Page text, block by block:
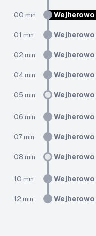
00 min Wejherowo
01 min Wejherowo
02 min Wejherowo
04 min Wejherowo
05 min Wejherowo
06 min Wejherowo
07 min Wejherowo
08 min Wejherowo
10 min Wejherowo
12 min Wejherowo